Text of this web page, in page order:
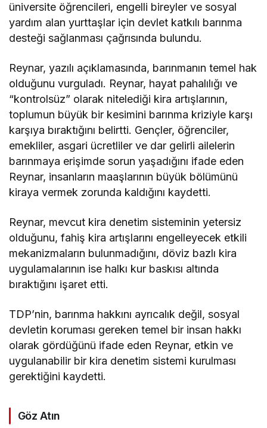
üniversite öğrencileri, engelli bireyler ve sosyal
yardım alan yurttaşlar için devlet katkılı barınma
desteği sağlanması çağrısında bulundu.
Reynar, yazılı açıklamasında, barınmanın temel hak
olduğunu vurguladı. Reynar, hayat pahalılığı ve
“kontrolsüz” olarak nitelediği kira artışlarının,
toplumun büyük bir kesimini barınma kriziyle karşı
karşıya bıraktığını belirtti. Gençler, öğrenciler,
emekliler, asgari ücretliler ve dar gelirli ailelerin
barınmaya erişimde sorun yaşadığını ifade eden
Reynar, insanların maaşlarının büyük bölümünü
kiraya vermek zorunda kaldığını kaydetti.
Reynar, mevcut kira denetim sisteminin yetersiz
olduğunu, fahiş kira artışlarını engelleyecek etkili
mekanizmaların bulunmadığını, döviz bazlı kira
uygulamalarının ise halkı kur baskısı altında
bıraktığını işaret etti.
TDP’nin, barınma hakkını ayrıcalık değil, sosyal
devletin koruması gereken temel bir insan hakkı
olarak gördüğünü ifade eden Reynar, etkin ve
uygulanabilir bir kira denetim sistemi kurulması
gerektiğini kaydetti.
Göz Atın